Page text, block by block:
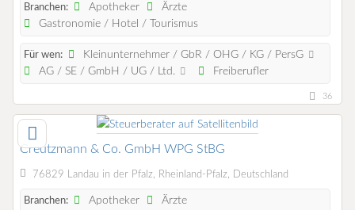
Branchen: Apotheker
Ärzte
Gastronomie / Hotel / Tourismus
Für wen:
Kleinunternehmer / GbR / OHG / KG / PersG
AG / SE / GmbH / UG / Ltd.
Freiberufler
36
Creutzmann & Co. GmbH WPG StBG
76829 Landau in der Pfalz, Rheinland-Pfalz, Deutschland
Branchen: Apotheker
Ärzte